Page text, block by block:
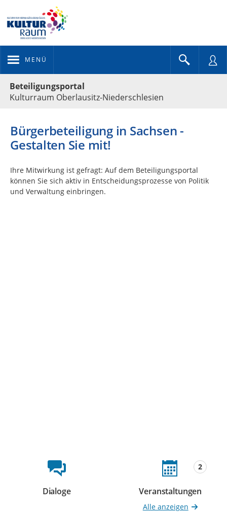
MENÜ
Beteiligungsportal
Kulturraum Oberlausitz-Niederschlesien
Bürgerbeteiligung in Sachsen -
Gestalten Sie mit!
Ihre Mitwirkung ist gefragt: Auf dem Beteiligungsportal
können Sie sich aktiv in Entscheidungsprozesse von Politik
und Verwaltung einbringen.
Beteiligungsformate
Dialoge Veranstaltungen
2
Beteiligungen
Alle anzeigen